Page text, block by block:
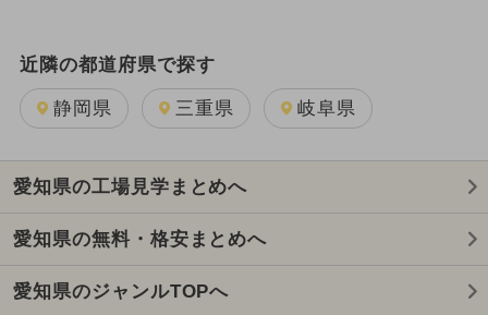
近隣の都道府県で探す
静岡県 三重県 岐阜県
愛知県の工場見学まとめへ
愛知県の無料・格安まとめへ
愛知県のジャンルTOPへ